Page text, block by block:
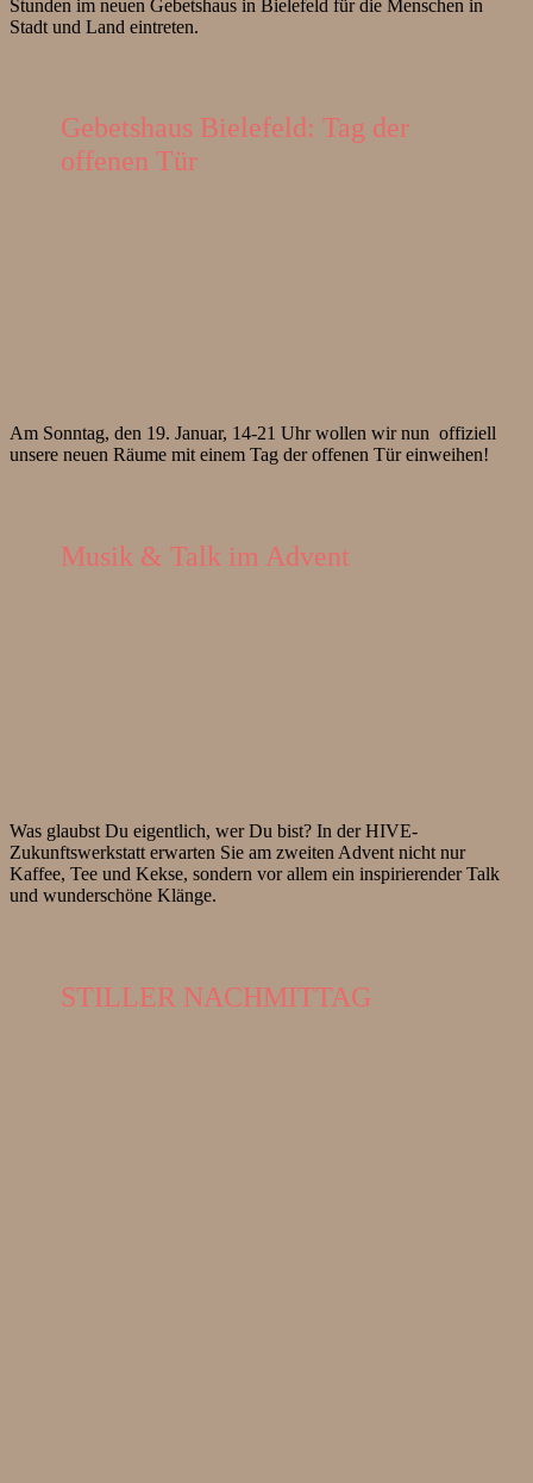
Stunden im neuen Gebetshaus in Bielefeld für die Menschen in
Stadt und Land eintreten.
Gebetshaus Bielefeld: Tag der
offenen Tür
Am Sonntag, den 19. Januar, 14-21 Uhr wollen wir nun offiziell
unsere neuen Räume mit einem Tag der offenen Tür einweihen!
Musik & Talk im Advent
Was glaubst Du eigentlich, wer Du bist? In der HIVE-
Zukunftswerkstatt erwarten Sie am zweiten Advent nicht nur
Kaffee, Tee und Kekse, sondern vor allem ein inspirierender Talk
und wunderschöne Klänge.
STILLER NACHMITTAG